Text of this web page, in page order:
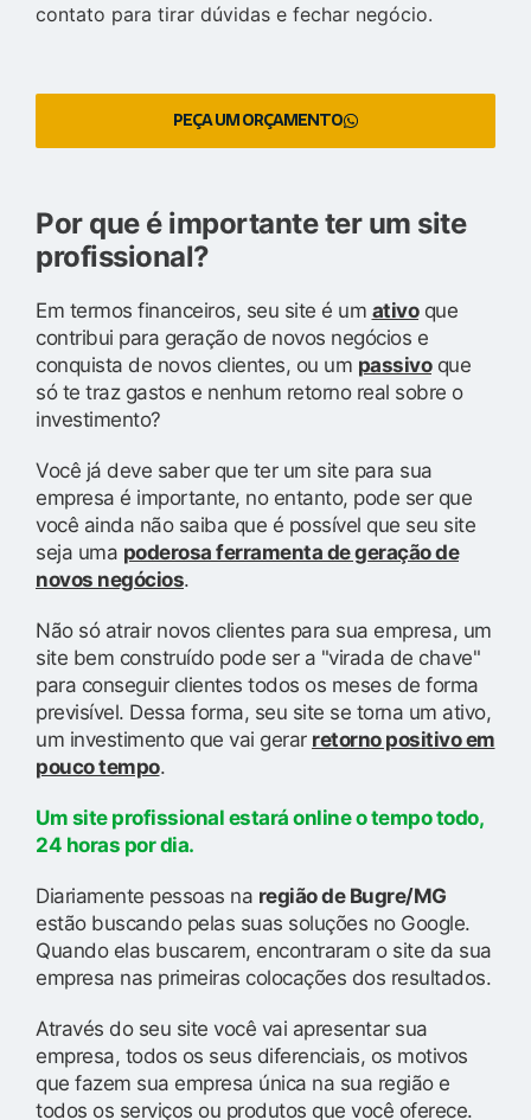
contato para tirar dúvidas e fechar negócio.
PEÇA UM ORÇAMENTO
Por que é importante ter um site
profissional?
Em termos financeiros, seu site é um ativoque
contribui para geração de novos negócios e
conquista de novos clientes, ou um passivoque
só te traz gastos e nenhum retorno real sobre o
investimento?
Você já deve saber que ter um site para sua
empresa é importante, no entanto, pode ser que
você ainda não saiba que é possível que seu site
seja uma poderosa ferramenta de geração de
novos negócios.
Não só atrair novos clientes para sua empresa, um
site bem construído pode ser a "virada de chave"
para conseguir clientes todos os meses de forma
previsível. Dessa forma, seu site se torna um ativo,
um investimento que vai gerar retorno positivo em
pouco tempo.
Um site profissional estará online o tempo todo,
24 horas por dia.
Diariamente pessoas na região de Bugre/MG
estão buscando pelas suas soluções no Google.
Quando elas buscarem, encontraram o site da sua
empresa nas primeiras colocações dos resultados.
Através do seu site você vai apresentar sua
empresa, todos os seus diferenciais, os motivos
que fazem sua empresa única na sua região e
todos os serviços ou produtos que você oferece.